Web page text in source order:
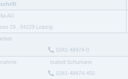
AG
29
04229 Leipzig
0341-48474-0
Isabell Schumann
0341-48474-450